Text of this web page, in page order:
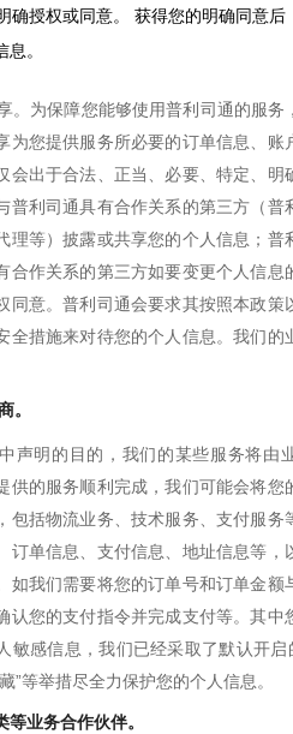
确授权或同意。 获得您的明确同意后
。
。 为保障您能够使用普利司通的服务
为您提供服务所必要的订单信息、账
会出于合法、正当、必要、特定、明
普利司通具有合作关系的第三方（普
理等）披露或共享您的个人信息；普
合作关系的第三方如要变更个人信息
同意。普利司通会要求其按照本政策
全措施来对待您的个人信息。我们的
。
声明的目的，我们的某些服务将由
供的服务顺利完成，我们可能会将您
包括物流业务、技术服务、支付服务
订单信息、支付信息、地址信息等，
如我们需要将您的订单号和订单金额
认您的支付指令并完成支付等。其中
敏感信息，我们已经采取了默认开启
”等举措尽全力保护您的个人信息。
业务合作伙伴。